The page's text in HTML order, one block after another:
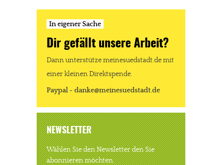
In eigener Sache
Dir gefällt unsere Arbeit?
Dann unterstütze meinesuedstadt.de mit
einer kleinen Direktspende.
Paypal - danke@meinesuedstadt.de
NEWSLETTER
Wählen Sie den Newsletter den Sie
abonnieren möchten.